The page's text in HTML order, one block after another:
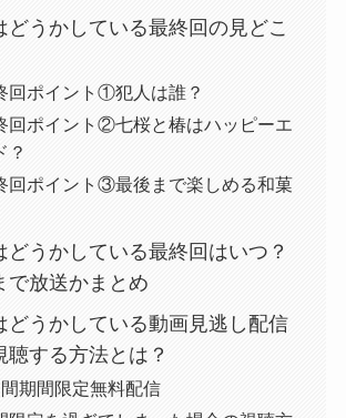
どうかしている最終回の見どこ
回ポイント①犯人は誰？
回ポイント②七桜と椿はハッピーエ
？
回ポイント③最後まで楽しめる和菓
どうかしている最終回はいつ？
で放送かまとめ
どうかしている動画見逃し配信
聴する方法とは？
期間限定無料配信